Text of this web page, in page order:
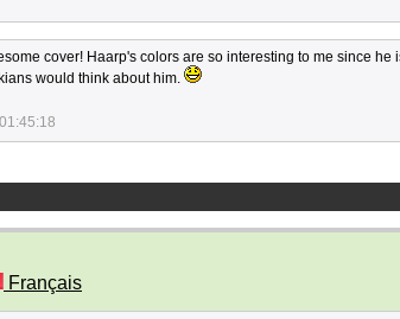
cover! Haarp's colors are so interesting to me since he
would think about him.
Français